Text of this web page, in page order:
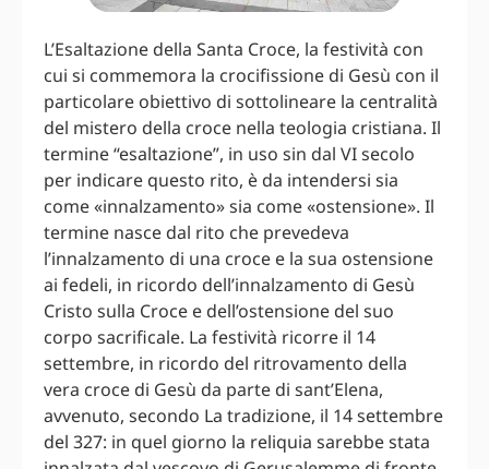
L’Esaltazione della Santa Croce, la festività con
cui si commemora la crocifissione di Gesù con il
particolare obiettivo di sottolineare la centralità
del mistero della croce nella teologia cristiana. Il
termine “esaltazione”, in uso sin dal VI secolo
per indicare questo rito, è da intendersi sia
come «innalzamento» sia come «ostensione». Il
termine nasce dal rito che prevedeva
l’innalzamento di una croce e la sua ostensione
ai fedeli, in ricordo dell’innalzamento di Gesù
Cristo sulla Croce e dell’ostensione del suo
corpo sacrificale. La festività ricorre il 14
settembre, in ricordo del ritrovamento della
vera croce di Gesù da parte di sant’Elena,
avvenuto, secondo La tradizione, il 14 settembre
del 327: in quel giorno la reliquia sarebbe stata